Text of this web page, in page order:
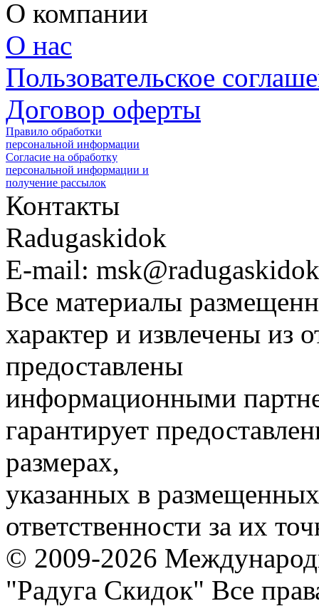
О компании
О нас
Пользовательское
Договор оферты
Правило обработки
персональной информации
Согласие на обработку
персональной информации и
получение рассылок
Контакты
Radugaskidok
E-mail:
Все материалы
характер и извлечены из
предоставлены
информационными
гарантирует
размерах,
указанных в
ответственности за их
© 2009-2026
"Радуга Скидок" Все